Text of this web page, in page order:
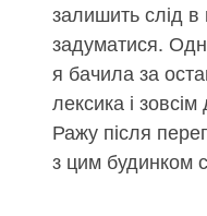
залишить слід в
задуматися.
я бачила за
лексика і
Ражу після
з цим будинком